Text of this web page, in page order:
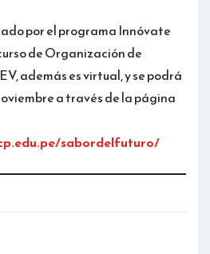
por el programa Innóvate
de Organización de
además es virtual, y se podrá
a través de la página
sabordelfuturo/